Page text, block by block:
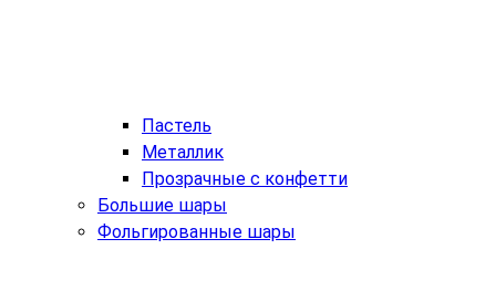
Пастель
Металлик
Прозрачные с конфетти
Большие шары
Фольгированные шары